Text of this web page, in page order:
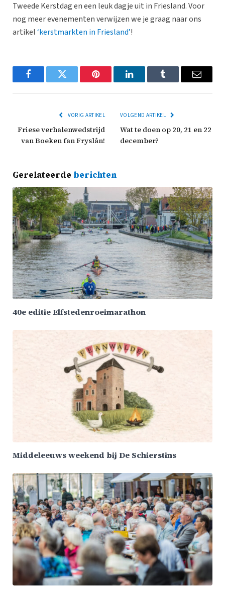
Tweede Kerstdag en een leuk dagje uit in Friesland. Voor
nog meer evenementen verwijzen we je graag naar ons
artikel‘kerstmarkten in Friesland’!
FacebookTwitter Pinterest LinkedInTumblr Email
VORIG ARTIKEL
Friese verhalenwedstrijd
van Boeken fan Fryslân!
VOLGEND ARTIKEL
Wat te doen op 20, 21 en 22
december?
Gerelateerde berichten
40e editie Elfstedenroeimarathon
Middeleeuws weekend bij De Schierstins